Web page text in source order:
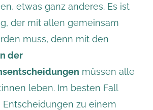
etwas ganz anderes. Es ist
der mit allen gemeinsam
muss, denn mit den
der
müssen alle
leben. Im besten Fall
zu einem